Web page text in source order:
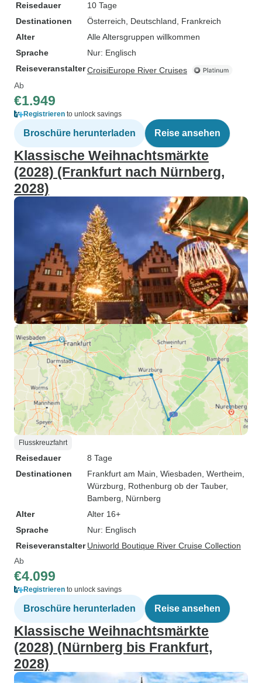
Reisedauer
10 Tage
Destinationen
Österreich , Deutschland , Frankreich
Alter
Alle Altersgruppen willkommen
Sprache
Nur: Englisch
ReiseveranstalterCroisiEurope River Cruises
Ab
€1.949
Registrieren to unlock savings
Broschüre herunterladen Reise ansehen
Klassische Weihnachtsmärkte
(2028) (Frankfurt nach Nürnberg,
2028)
Flusskreuzfahrt
Reisedauer
8 Tage
Destinationen
Frankfurt am Main , Wiesbaden , Wertheim
Würzburg , Rothenburg ob der Tauber,
Bamberg , Nürnberg
Alter
Alter 16+
Sprache
Nur: Englisch
Reiseveranstalter Uniworld Boutique River Cruise Collection
Ab
€4.099
Registrieren to unlock savings
Broschüre herunterladen Reise ansehen
Klassische Weihnachtsmärkte
(2028) (Nürnberg bis Frankfurt,
2028)